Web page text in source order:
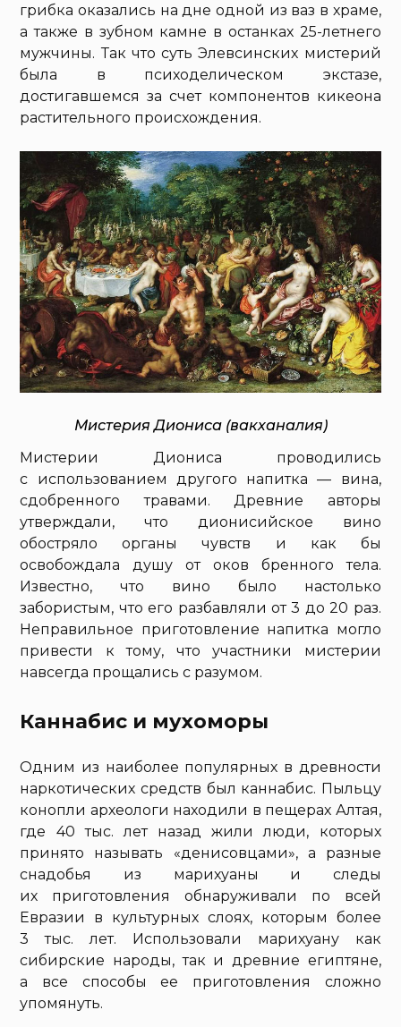
грибка оказались на дне одной из ваз в храме,
а также в зубном камне в останках 25-летнего
мужчины. Так что суть Элевсинских мистерий
была в психоделическом экстазе,
достигавшемся за счет компонентов кикеона
растительного происхождения.
Мистерия Диониса (вакханалия)
Мистерии Диониса проводились
с использованием другого напитка — вина,
сдобренного травами. Древние авторы
утверждали, что дионисийское вино
обостряло органы чувств и как бы
освобождала душу от оков бренного тела.
Известно, что вино было настолько
забористым, что его разбавляли от 3 до 20 раз.
Неправильное приготовление напитка могло
привести к тому, что участники мистерии
навсегда прощались с разумом.
Каннабис и мухоморы
Одним из наиболее популярных в древности
наркотических средств был каннабис. Пыльцу
конопли археологи находили в пещерах Алтая,
где 40 тыс. лет назад жили люди, которых
принято называть «денисовцами», а разные
снадобья из марихуаны и следы
их приготовления обнаруживали по всей
Евразии в культурных слоях, которым более
3 тыс. лет. Использовали марихуану как
сибирские народы, так и древние египтяне,
а все способы ее приготовления сложно
упомянуть.